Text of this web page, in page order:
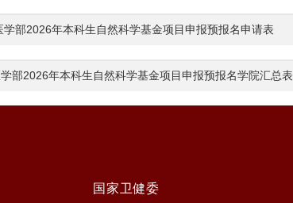
学部2026年本科生自然科学基金项目申报预报名申请表
部2026年本科生自然科学基金项目申报预报名学院汇总表
国家卫健委